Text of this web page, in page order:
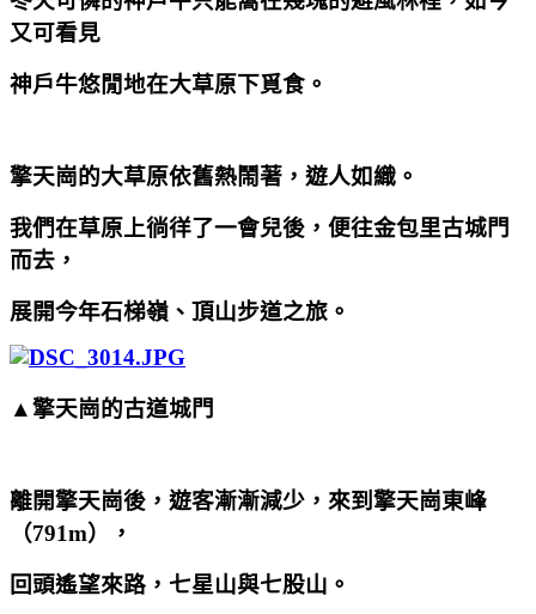
又可看見
神戶牛悠閒地在大草原下覓食。
擎天崗的大草原依舊熱鬧著，遊人如織。
我們在草原上徜徉了一會兒後，便往金包里古城門
而去，
展開今年石梯嶺、頂山步道之旅。
▲擎天崗的古道城門
離開擎天崗後，遊客漸漸減少，來到擎天崗東峰
（791m），
回頭遙望來路，七星山與七股山。